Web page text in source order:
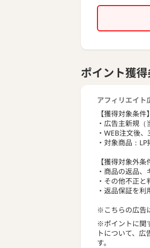
ポイント獲
アフィリエイト
【獲得対象条件】
・広告主新規（
・WEB注文後
・対象商品：
【獲得対象外条
・商品の返品、
・その他不正と
・返品保証を利
※こちらの広告
※ポイントに関
トについて、
す。